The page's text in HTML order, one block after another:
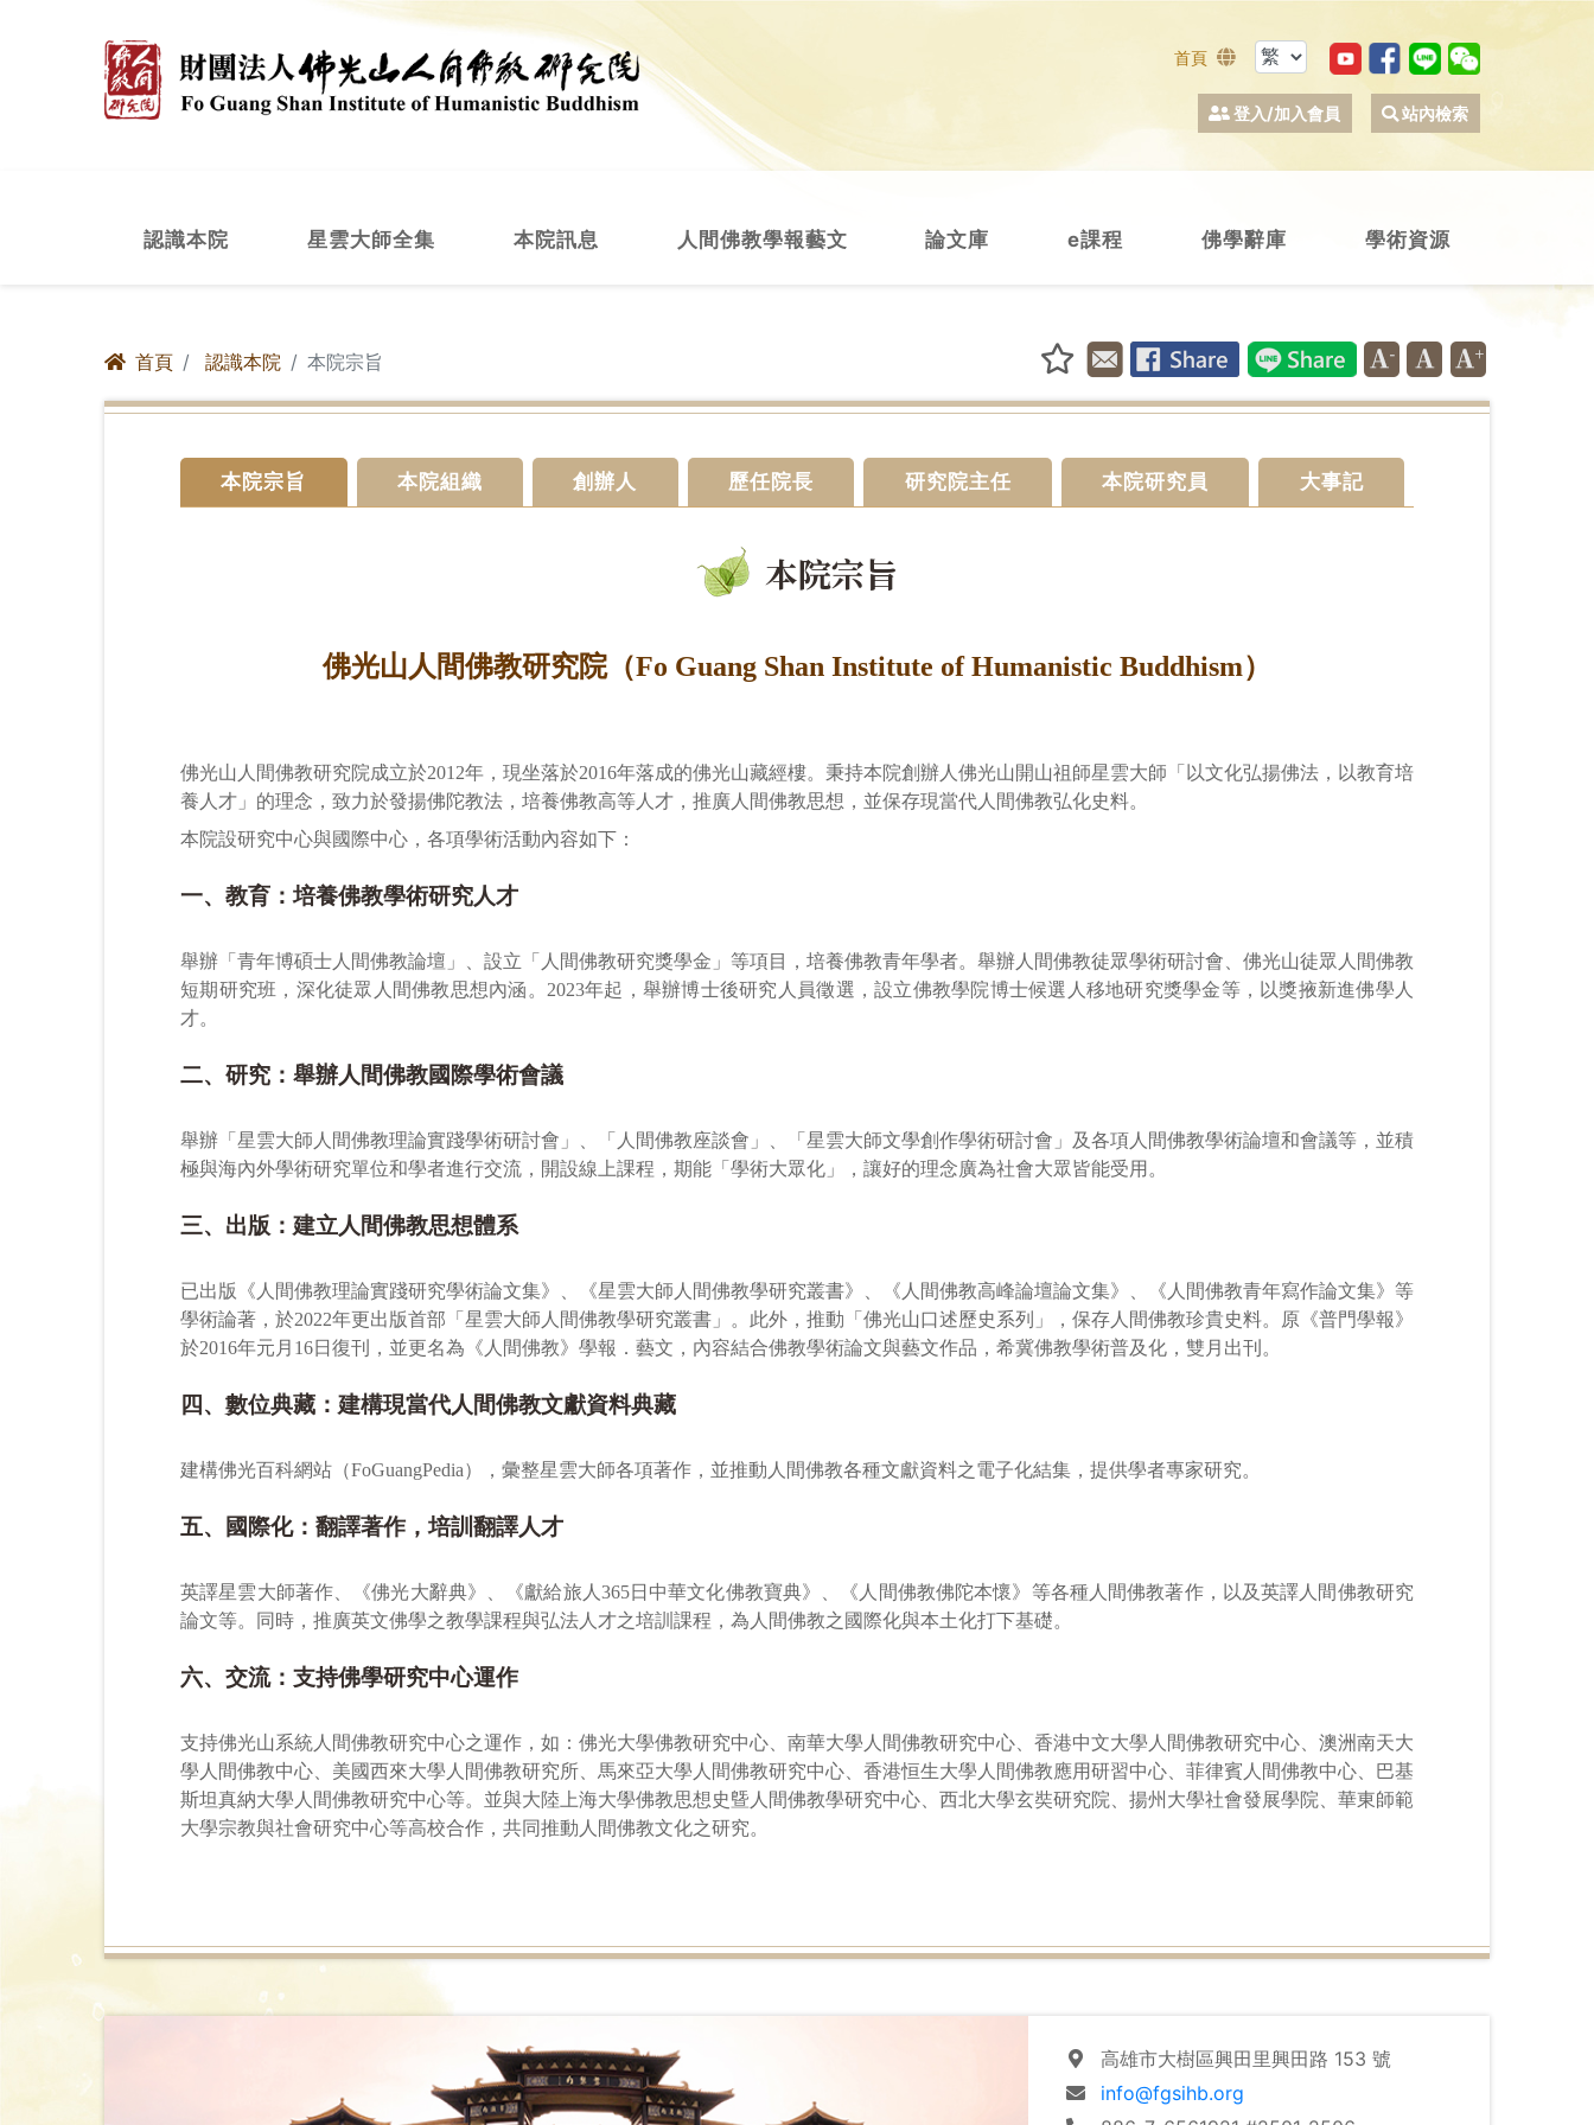
首頁
登入/加入會員 站內檢索
認識本院 星雲大師全集 本院訊息 人間佛教學報藝文 論文庫 e課程 佛學辭庫 學術資源
首頁 認識本院 本院宗旨
本院宗旨 本院組織 創辦人 歷任院長 研究院主任 本院研究員 大事記
本院宗旨
佛光山人間佛教研究院（Fo Guang Shan Institute of Humanistic Buddhism）
佛光山人間佛教研究院成立於2012年，現坐落於2016年落成的佛光山藏經樓。秉持本院創辦人佛光山開山祖師星雲大師「以文化弘揚佛法，以教育培
養人才」的理念，致力於發揚佛陀教法，培養佛教高等人才，推廣人間佛教思想，並保存現當代人間佛教弘化史料。
本院設研究中心與國際中心，各項學術活動內容如下：
一、教育：培養佛教學術研究人才
舉辦「青年博碩士人間佛教論壇」、設立「人間佛教研究獎學金」等項目，培養佛教青年學者。舉辦人間佛教徒眾學術研討會、佛光山徒眾人間佛教
短期研究班，深化徒眾人間佛教思想內涵。2023年起，舉辦博士後研究人員徵選，設立佛教學院博士候選人移地研究獎學金等，以獎掖新進佛學人
才。
二、研究：舉辦人間佛教國際學術會議
舉辦「星雲大師人間佛教理論實踐學術研討會」、「人間佛教座談會」、「星雲大師文學創作學術研討會」及各項人間佛教學術論壇和會議等，並積
極與海內外學術研究單位和學者進行交流，開設線上課程，期能「學術大眾化」，讓好的理念廣為社會大眾皆能受用。
三、出版：建立人間佛教思想體系
已出版《人間佛教理論實踐研究學術論文集》、《星雲大師人間佛教學研究叢書》、《人間佛教高峰論壇論文集》、《人間佛教青年寫作論文集》等
學術論著，於2022年更出版首部「星雲大師人間佛教學研究叢書」。此外，推動「佛光山口述歷史系列」，保存人間佛教珍貴史料。原《普門學報》
於2016年元月16日復刊，並更名為《人間佛教》學報．藝文，內容結合佛教學術論文與藝文作品，希冀佛教學術普及化，雙月出刊。
四、數位典藏：建構現當代人間佛教文獻資料典藏
建構佛光百科網站（FoGuangPedia），彙整星雲大師各項著作，並推動人間佛教各種文獻資料之電子化結集，提供學者專家研究。
五、國際化：翻譯著作，培訓翻譯人才
英譯星雲大師著作、《佛光大辭典》、《獻給旅人365日中華文化佛教寶典》、《人間佛教佛陀本懷》等各種人間佛教著作，以及英譯人間佛教研究
論文等。同時，推廣英文佛學之教學課程與弘法人才之培訓課程，為人間佛教之國際化與本土化打下基礎。
六、交流：支持佛學研究中心運作
支持佛光山系統人間佛教研究中心之運作，如：佛光大學佛教研究中心、南華大學人間佛教研究中心、香港中文大學人間佛教研究中心、澳洲南天大
學人間佛教中心、美國西來大學人間佛教研究所、馬來亞大學人間佛教研究中心、香港恒生大學人間佛教應用研習中心、 菲律賓人間佛教中心、巴基
斯坦真納大學人間佛教研究中心等。並與大陸 上海大學佛教思想史曁人間佛教學研究中心 、西北大學玄奘研究院、揚州大學社會發展學院、 華東師範
大學宗教與社會研究中心等高校合作，共同推動人間佛教文化之研究。
高雄市大樹區興田里興田路 153 號
info@fgsihb.org